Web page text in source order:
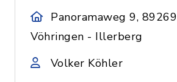
Panoramaweg 9, 89269
Vöhringen - Illerberg
Volker Köhler